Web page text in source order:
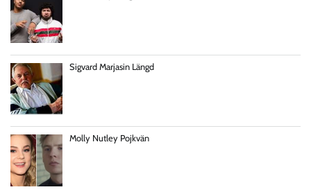
Sigvard Marjasin Längd
Molly Nutley Pojkvän